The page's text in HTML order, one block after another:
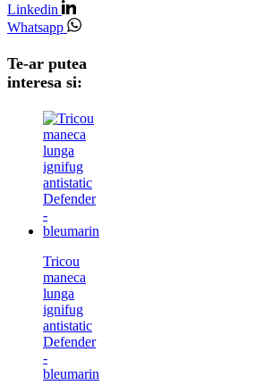
Linkedin
Whatsapp
Te-ar putea
interesa si:
Tricou
maneca
lunga
ignifug
antistatic
Defender
-
bleumarin